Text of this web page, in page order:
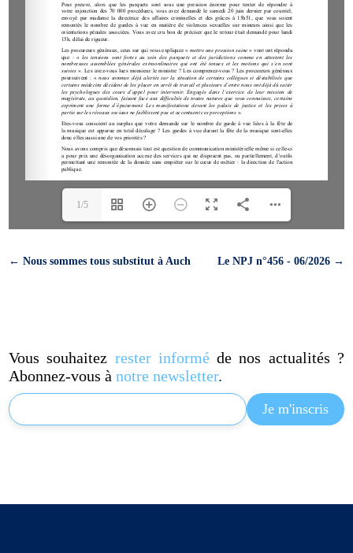
1/5
←Nous sommes tous substitut à Auch Le NPJ n°456 - 06/2026→
Vous souhaitez rester informéde nos actualités ?
Abonnez-vous ànotre newsletter.